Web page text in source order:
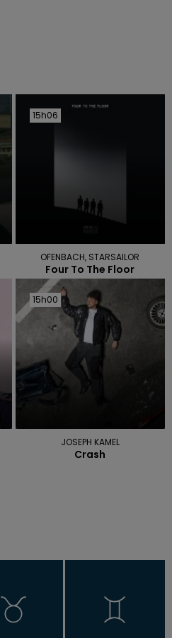
15h06
15h06
OFENBACH, STARSAILOR
Four To The Floor
15h00
15h00
JOSEPH KAMEL
Crash